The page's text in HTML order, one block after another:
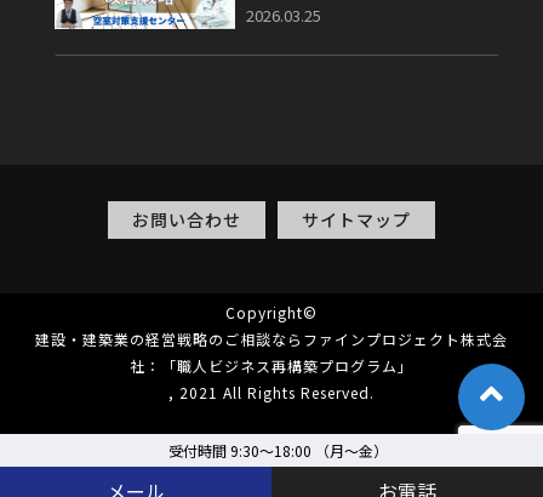
受付時間 9:30～18:00 （月〜金）
2026.03.25
お問い合わせ サイトマップ
Copyright©
建設・建築業の経営戦略のご相談ならファインプロジェクト株式会
社：「職人ビジネス再構築プログラム」
, 2021 All Rights Reserved.